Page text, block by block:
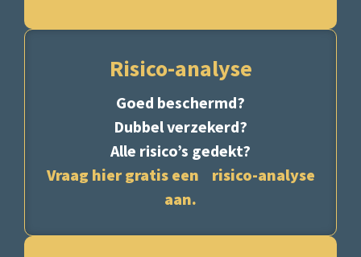
Risico-analyse
Goed beschermd?
Dubbel verzekerd?
Alle risico’s gedekt?
Vraag hier gratis een risico-analyse
aan.